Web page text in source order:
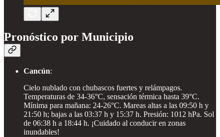
Pronóstico por Municipio
Cancún:
Cielo nublado con chubascos fuertes y relámpagos.
Temperaturas de 34-36°C, sensación térmica hasta 39°C.
Mínima para mañana: 24-26°C. Mareas altas a las 09:50 h y
21:50 h; bajas a las 03:37 h y 15:37 h. Presión: 1012 hPa. Sol
de 06:38 h a 18:44 h. ¡Cuidado al conducir en zonas
inundables!